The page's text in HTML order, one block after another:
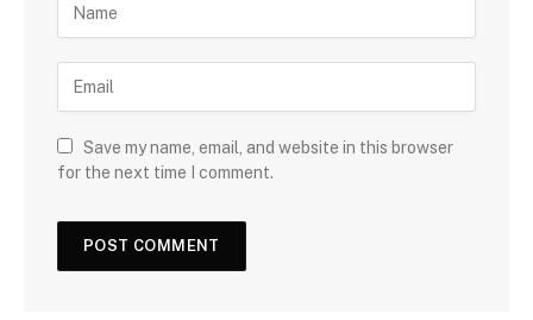
Save my name, email, and website in this browser
for the next time I comment.